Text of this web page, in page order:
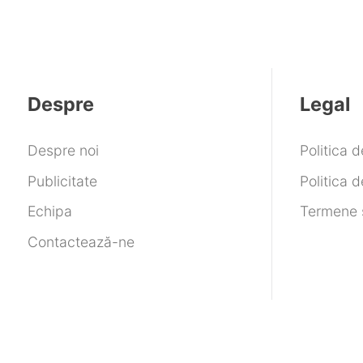
Despre
Despre noi
Publicitate
Echipa
Contactează-ne
Legal
Politica
Politica
Termene